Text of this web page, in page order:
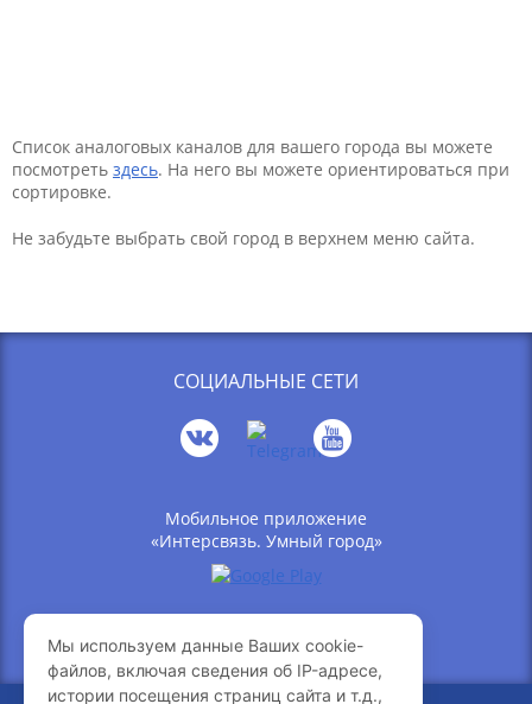
Список аналоговых каналов для вашего города вы можете
посмотреть здесь. На него вы можете ориентироваться при
сортировке.
Не забудьте выбрать свой город в верхнем меню сайта.
Мы используем данные Ваших cookie-
файлов, включая сведения об IP-адресе,
истории посещения страниц сайта и т.д.,
СОЦИАЛЬНЫЕ СЕТИ
Мобильное приложение
«Интерсвязь. Умный город»
Связь с компанией
Вакансии